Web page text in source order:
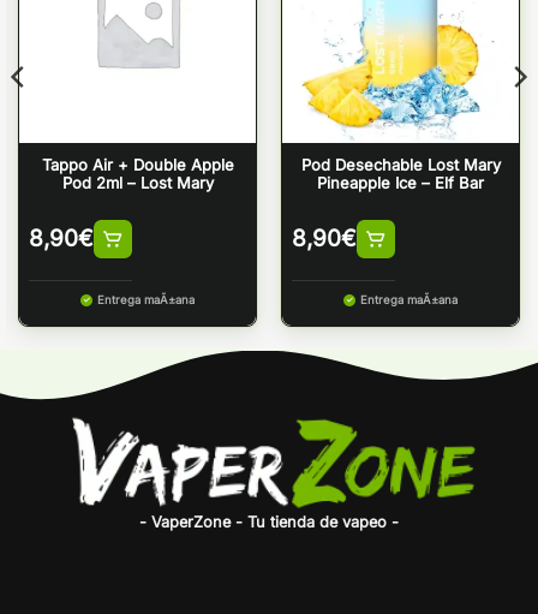
Tappo Air + Double Apple
Pod 2ml – Lost Mary
8,90€
Entrega maÃ±ana
Pod Desechable Lost Mary
Pineapple Ice – Elf Bar
8,90€
Entrega maÃ±ana
- VaperZone - Tu tienda de vapeo -